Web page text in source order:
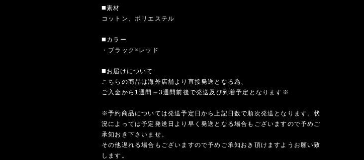
◼️素材
コットン、ポリエステル
◼️カラー
・ブラック×レッド
◼️お届けについて
こちらの商品は海外店舗より直接発送となる為、
ご入金から1週間～3週間前後で発送及び到着予定となります※
※予約商品については発送予定日から上記日数で順次発送となります。状
況によっては予定発送日より早く発送となる場合もございますので予めご
承知おき下さいませ。
その他遅れる場合もございますので予めご承知おき頂けますようお願い致
します。